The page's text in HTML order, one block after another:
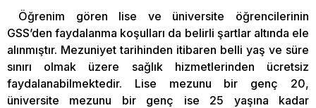
Öğrenim gören lise ve üniversite öğrencilerinin
GSS’den faydalanma koşulları da belirli şartlar altında ele
alınmıştır. Mezuniyet tarihinden itibaren belli yaş ve süre
sınırı olmak üzere sağlık hizmetlerinden ücretsiz
faydalanabilmektedir. Lise mezunu bir genç 20,
üniversite mezunu bir genç ise 25 yaşına kadar